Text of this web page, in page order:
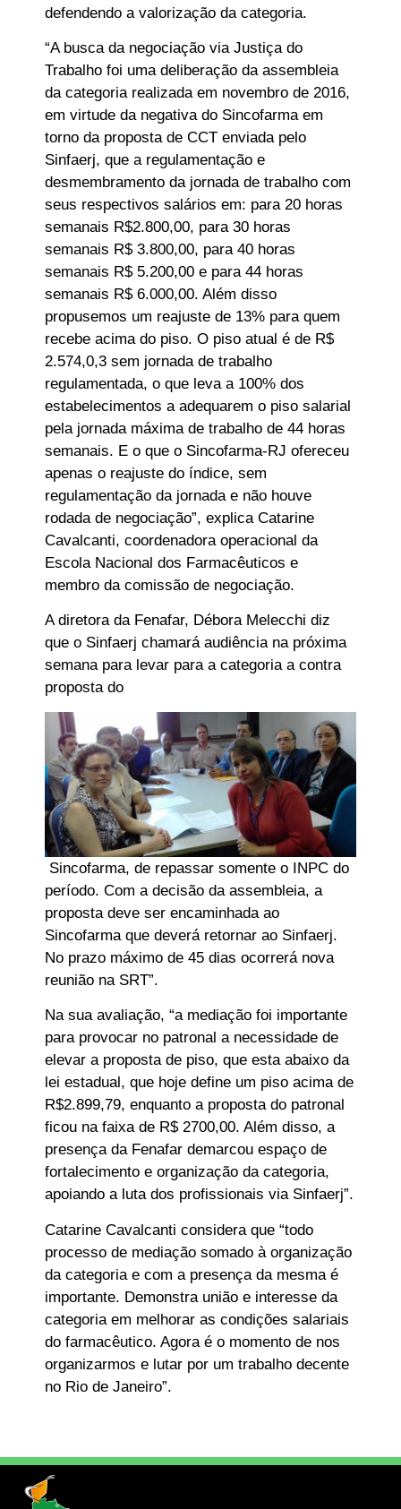
defendendo a valorização da categoria.
“A busca da negociação via Justiça do
Trabalho foi uma deliberação da assembleia
da categoria realizada em novembro de 2016,
em virtude da negativa do Sincofarma em
torno da proposta de CCT enviada pelo
Sinfaerj, que a regulamentação e
desmembramento da jornada de trabalho com
seus respectivos salários em: para 20 horas
semanais R$2.800,00, para 30 horas
semanais R$ 3.800,00, para 40 horas
semanais R$ 5.200,00 e para 44 horas
semanais R$ 6.000,00. Além disso
propusemos um reajuste de 13% para quem
recebe acima do piso. O piso atual é de R$
2.574,0,3 sem jornada de trabalho
regulamentada, o que leva a 100% dos
estabelecimentos a adequarem o piso salarial
pela jornada máxima de trabalho de 44 horas
semanais. E o que o Sincofarma-RJ ofereceu
apenas o reajuste do índice, sem
regulamentação da jornada e não houve
rodada de negociação”, explica Catarine
Cavalcanti, coordenadora operacional da
Escola Nacional dos Farmacêuticos e
membro da comissão de negociação.
A diretora da Fenafar, Débora Melecchi diz
que o Sinfaerj chamará audiência na próxima
semana para levar para a categoria a contra
proposta do
Sincofarma, de repassar somente o INPC do
período. Com a decisão da assembleia, a
proposta deve ser encaminhada ao
Sincofarma que deverá retornar ao Sinfaerj.
No prazo máximo de 45 dias ocorrerá nova
reunião na SRT”.
Na sua avaliação, “a mediação foi importante
para provocar no patronal a necessidade de
elevar a proposta de piso, que esta abaixo da
lei estadual, que hoje define um piso acima de
R$2.899,79, enquanto a proposta do patronal
ficou na faixa de R$ 2700,00. Além disso, a
presença da Fenafar demarcou espaço de
fortalecimento e organização da categoria,
apoiando a luta dos profissionais via Sinfaerj”.
Catarine Cavalcanti considera que “todo
processo de mediação somado à organização
da categoria e com a presença da mesma é
importante. Demonstra união e interesse da
categoria em melhorar as condições salariais
do farmacêutico. Agora é o momento de nos
organizarmos e lutar por um trabalho decente
no Rio de Janeiro”.